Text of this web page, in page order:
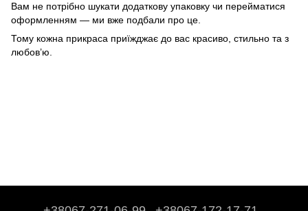
Вам не потрібно шукати додаткову упаковку чи перейматися
оформленням — ми вже подбали про це.
Тому кожна прикраса приїжджає до вас красиво, стильно та з
любов’ю.